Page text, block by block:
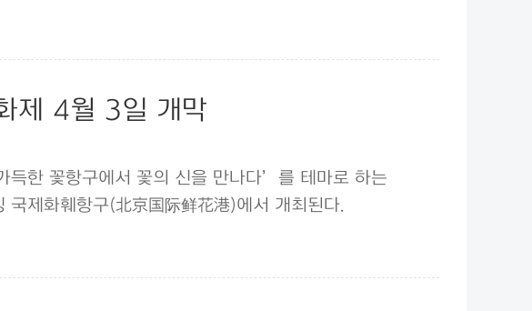
제 4월 3일 개막
한 꽃항구에서 꽃의 신을 만나다’를 테마로 하는
제화훼항구(北京国际鲜花港)에서 개최된다.